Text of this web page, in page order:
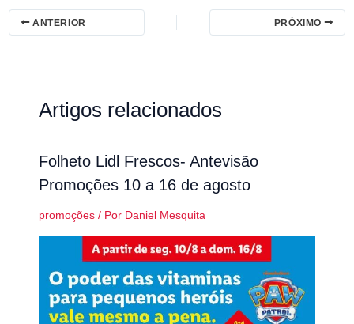
ANTERIOR PRÓXIMO
Artigos relacionados
Folheto Lidl Frescos- Antevisão
Promoções 10 a 16 de agosto
promoções/ Por Daniel Mesquita